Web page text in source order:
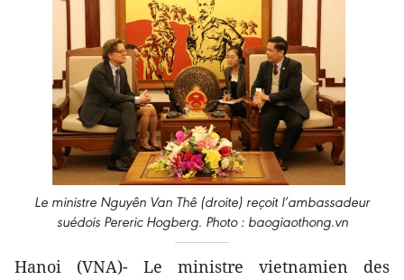
Le ministre Nguyên Van Thê (droite) reçoit l’ambassadeur
suédois Pereric Hogberg. Photo : baogiaothong.vn
Hanoi (VNA)- Le ministre vietnamien des